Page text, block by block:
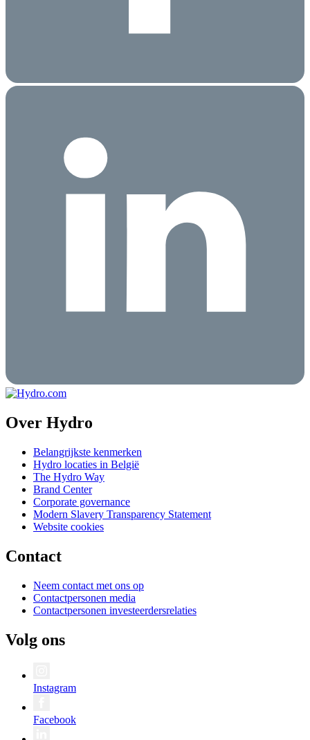
Over Hydro
Belangrijkste kenmerken
Hydro locaties in België
The Hydro Way
Brand Center
Corporate governance
Modern Slavery Transparency Statement
Website cookies
Contact
Neem contact met ons op
Contactpersonen media
Contactpersonen investeerdersrelaties
Volg ons
Instagram
Facebook